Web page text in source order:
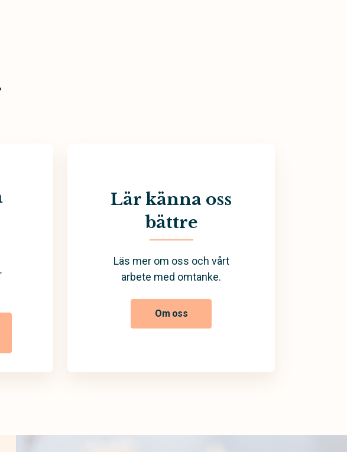
Lär känna oss
bättre
Läs mer om oss och vårt
arbete med omtanke.
Om oss